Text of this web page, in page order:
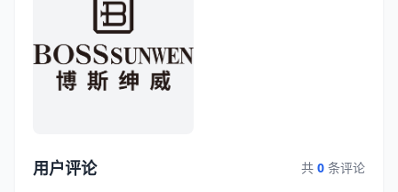
用户评论 共 0 条评论